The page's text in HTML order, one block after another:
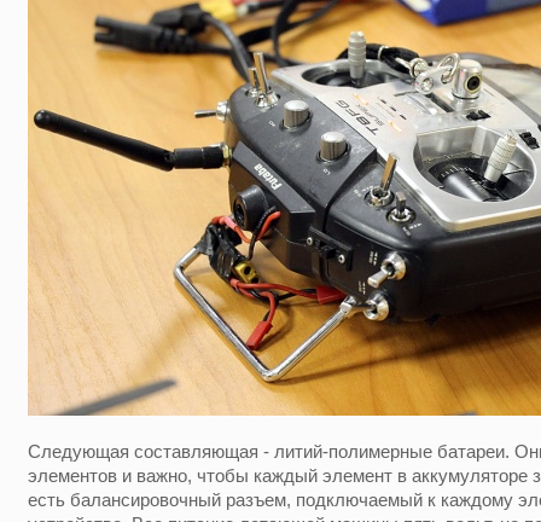
Следующая составляющая - литий-полимерные батареи.
элементов и важно, чтобы каждый элемент в аккумуляторе
есть балансировочный разъем, подключаемый к каждому